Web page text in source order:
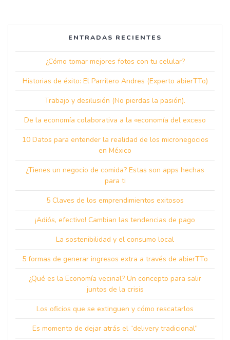
ENTRADAS RECIENTES
¿Cómo tomar mejores fotos con tu celular?
Historias de éxito: El Parrilero Andres (Experto abierTTo)
Trabajo y desilusión (No pierdas la pasión).
De la economía colaborativa a la «economía del exceso
10 Datos para entender la realidad de los micronegocios
en México
¿Tienes un negocio de comida? Estas son apps hechas
para ti
5 Claves de los emprendimientos exitosos
¡Adiós, efectivo! Cambian las tendencias de pago
La sostenibilidad y el consumo local
5 formas de generar ingresos extra a través de abierTTo
¿Qué es la Economía vecinal? Un concepto para salir
juntos de la crisis
Los oficios que se extinguen y cómo rescatarlos
Es momento de dejar atrás el “delivery tradicional”